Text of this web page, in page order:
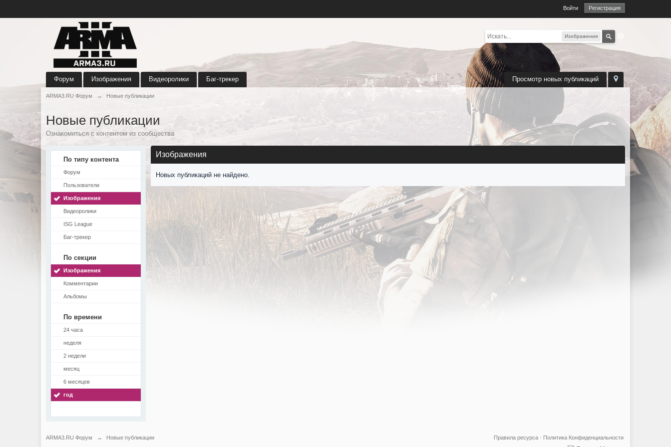
Войти Регистрация
Изображения
Просмотр новых публикаций
Форум Изображения Видеоролики Баг-трекер
ARMA3.RU Форум → Новые публикации
Новые публикации
Ознакомиться с контентом из сообщества
По типу контента
Форум
Пользователи
Изображения
Видеоролики
ISG League
Баг-трекер
По секции
Изображения
Комментарии
Альбомы
По времени
24 часа
неделя
2 недели
месяц
6 месяцев
год
Изображения
Новых публикаций не найдено.
ARMA3.RU Форум → Новые публикации Политика Конфиденциальности
Правила ресурса ·